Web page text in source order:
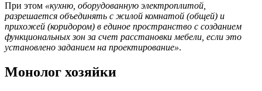
При этом «кухню, оборудованную электроплитой,
разрешается объединять с жилой комнатой (общей) и
прихожей (коридором) в единое пространство с созданием
функциональных зон за счет расстановки мебели, если это
установлено заданием на проектирование».
Монолог хозяйки